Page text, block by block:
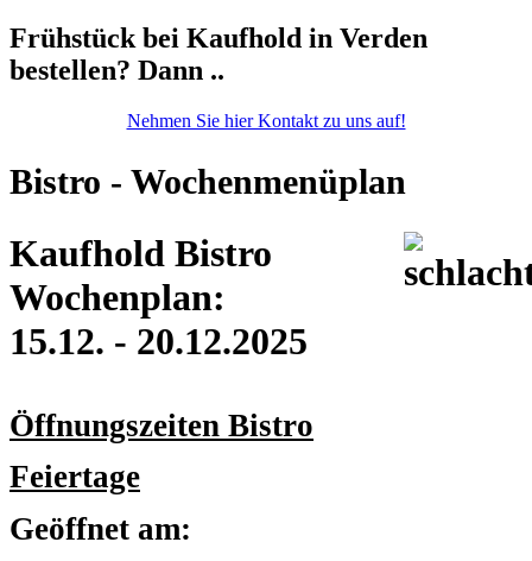
Frühstück bei Kaufhold in Verden
bestellen? Dann ..
Nehmen Sie hier Kontakt zu uns auf!
Bistro - Wochenmenüplan
Kaufhold Bistro
Wochenplan:
15.12. - 20.12.2025
Öffnungszeiten Bistro
Feiertage
Geöffnet am: